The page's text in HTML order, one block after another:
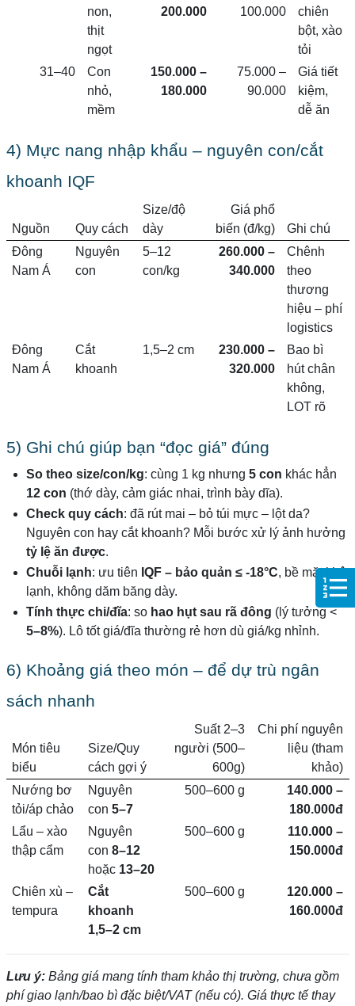
non,
thịt
ngọt
200.000 100.000
chiên
bột, xào
tỏi
31–40
Con
nhỏ,
mềm
150.000 –
180.000
75.000 –
90.000
Giá tiết
kiệm,
dễ ăn
4) Mực nang nhập khẩu – nguyên con/cắt
khoanh IQF
Nguồn Quy cách
Size/độ
dày
Giá phổ
biến (đ/kg)
Ghi chú
Đông
Nam Á
Nguyên
con
5–12
con/kg
260.000 –
340.000
Chênh
theo
thương
hiệu – phí
logistics
Đông
Nam Á
Cắt
khoanh
1,5–2 cm
230.000 –
320.000
Bao bì
hút chân
không,
LOT rõ
5) Ghi chú giúp bạn “đọc giá” đúng
So theo size/con/kg: cùng 1 kg nhưng 5 con khác hẳn
12 con (thớ dày, cảm giác nhai, trình bày dĩa).
Check quy cách: đã rút mai – bỏ túi mực – lột da?
Nguyên con hay cắt khoanh? Mỗi bước xử lý ảnh hưởng
tỷ lệ ăn được.
Chuỗi lạnh: ưu tiên IQF – bảo quản ≤ -18°C, bề mặt khô
lạnh, không dăm băng dày.
Tính thực chi/đĩa: so hao hụt sau rã đông (lý tưởng <
5–8%). Lô tốt giá/đĩa thường rẻ hơn dù giá/kg nhỉnh.
6) Khoảng giá theo món – để dự trù ngân
sách nhanh
Món tiêu
biểu
Size/Quy
cách gợi ý
Suất 2–3
người (500–
600g)
Chi phí nguyên
liệu (tham
khảo)
Nướng bơ
tỏi/áp chảo
Nguyên
con 5–7
500–600 g
140.000 –
180.000đ
Lẩu – xào
thập cẩm
Nguyên
con 8–12
hoặc 13–20
500–600 g
110.000 –
150.000đ
Chiên xù –
tempura
Cắt
khoanh
1,5–2 cm
500–600 g
120.000 –
160.000đ
Lưu ý:Bảng giá mang tính tham khảo thị trường, chưa gồm
phí giao lạnh/bao bì đặc biệt/VAT (nếu có). Giá thực tế thay